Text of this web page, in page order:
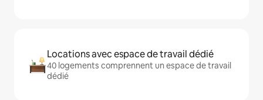
Locations avec espace de travail dédié
40 logements comprennent un espace de travail
dédié